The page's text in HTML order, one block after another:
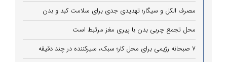
مصرف الکل و سیگار؛ تهدیدی جدی برای سلامت کبد و بدن
محل تجمع چربی بدن با پیری مغز مرتبط است
۷ صبحانه رژیمی برای محل کار؛ سبک، سیرکننده در چند دقیقه